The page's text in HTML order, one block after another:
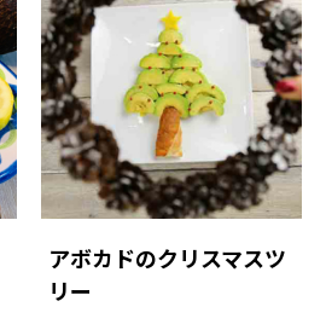
アボカドのクリスマスツ
リー